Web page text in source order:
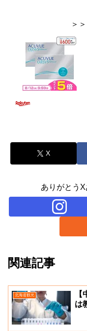
＞
X
ありがとう
関連記事
北海道観光
は